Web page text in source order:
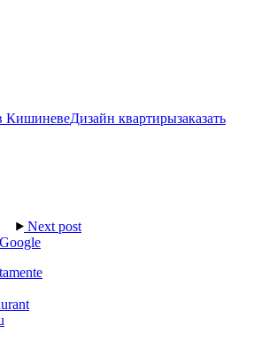
КишиневеДизайн квартирызаказать
Next post
Google